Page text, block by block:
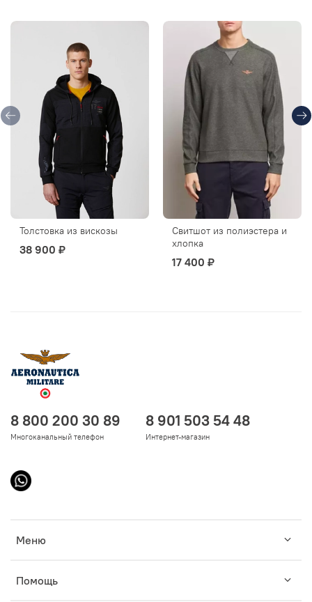
Толстовка из вискозы
38 900 ₽
Свитшот из полиэстера и
хлопка
17 400 ₽
Меню
Помощь
8 800 200 30 89
Многоканальный телефон
8 901 503 54 48
Интернет-магазин